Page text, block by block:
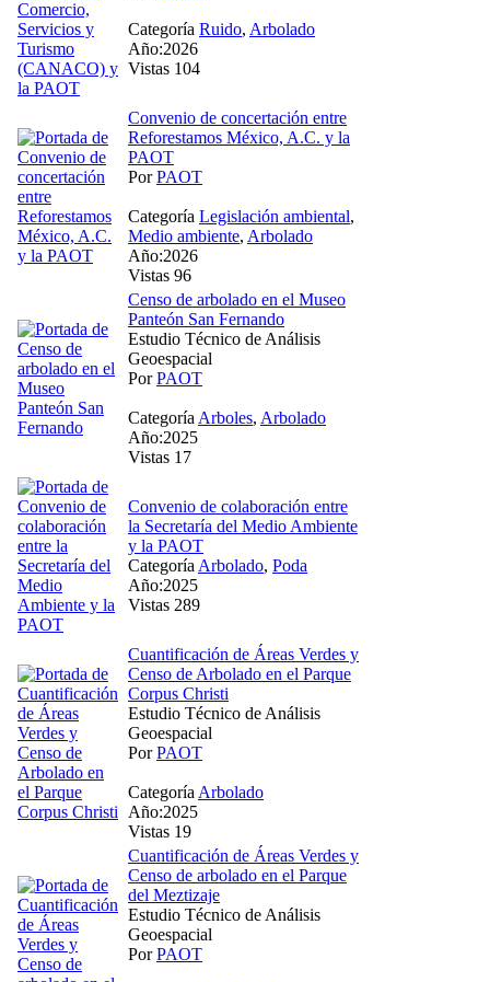
Categoría Ruido, Arbolado
Año:2026
Vistas 104
Convenio de concertación entre
Reforestamos México, A.C. y la
PAOT
PorPAOT
Categoría Legislación ambiental,
Medio ambiente, Arbolado
Año:2026
Vistas 96
Censo de arbolado en el Museo
Panteón San Fernando
Estudio Técnico de Análisis
Geoespacial
PorPAOT
Categoría Arboles, Arbolado
Año:2025
Vistas 17
Convenio de colaboración entre
la Secretaría del Medio Ambiente
y la PAOT
Categoría Arbolado, Poda
Año:2025
Vistas 289
Cuantificación de Áreas Verdes y
Censo de Arbolado en el Parque
Corpus Christi
Estudio Técnico de Análisis
Geoespacial
PorPAOT
Categoría Arbolado
Año:2025
Vistas 19
Cuantificación de Áreas Verdes y
Censo de arbolado en el Parque
del Meztizaje
Estudio Técnico de Análisis
Geoespacial
PorPAOT